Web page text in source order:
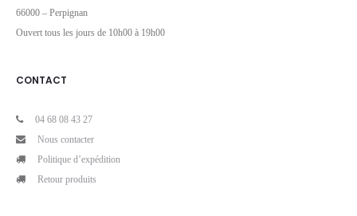
66000 – Perpignan
Ouvert tous les jours de 10h00 à 19h00
CONTACT
04 68 08 43 27
Nous contacter
Politique d’expédition
Retour produits